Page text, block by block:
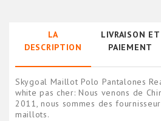
LA
DESCRIPTION
LIVRAISON ET
PAIEMENT
Skygoal Maillot Polo Pantalones
white pas cher: Nous venons de
2011, nous sommes des
maillots.